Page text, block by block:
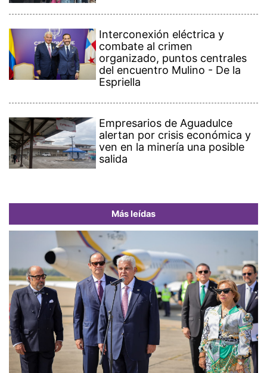
Interconexión eléctrica y
combate al crimen
organizado, puntos centrales
del encuentro Mulino - De la
Espriella
Empresarios de Aguadulce
alertan por crisis económica y
ven en la minería una posible
salida
Más leídas